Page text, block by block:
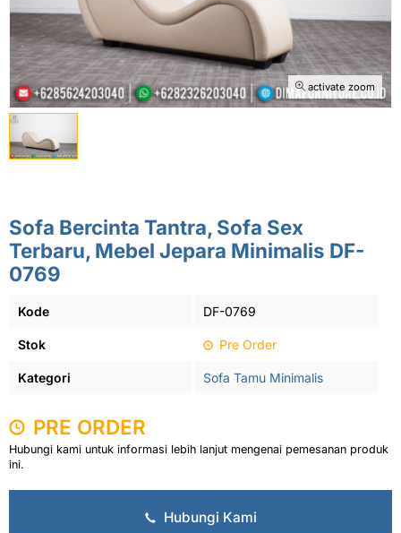
activate zoom
Sofa Bercinta Tantra, Sofa Sex
Terbaru, Mebel Jepara Minimalis DF-
0769
Kode DF-0769
Stok Pre Order
Kategori Sofa Tamu Minimalis
PRE ORDER
Hubungi kami untuk informasi lebih lanjut mengenai pemesanan produk
ini.
Hubungi Kami